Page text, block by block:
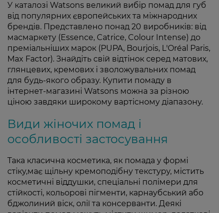
У каталозі Watsons великий вибір помад для губ
від популярних європейських та міжнародних
брендів. Представлено понад 20 виробників: від
масмаркету (Essence, Catrice, Colour Intense) до
преміальніших марок (PUPA, Bourjois, L'Oréal Paris,
Max Factor). Знайдіть свій відтінок серед матових,
глянцевих, кремових і зволожувальних помад
для будь-якого образу. Купити помаду в
інтернет-магазині Watsons можна за різною
ціною завдяки широкому вартісному діапазону.
Види жіночих помад і
особливості застосування
Така класична косметика, як помада у формі
стіку,має щільну кремоподібну текстуру, містить
косметичні віддушки, спеціальні полімери для
стійкості, кольорові пігменти, карнаубський або
бджолиний віск, олії та консерванти. Деякі